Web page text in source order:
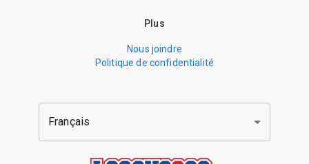
Plus
Nous joindre
Politique de confidentialité